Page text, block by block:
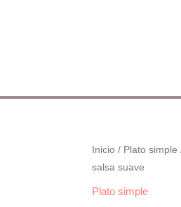
Inicio / Plato simple
salsa suave
Plato simple
Abadejo
a
la